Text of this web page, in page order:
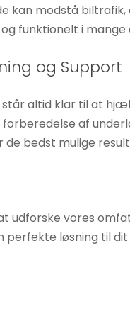
kan modstå
funktionelt i mange
og Support
altid klar til at
forberedelse af
de bedst mulige
udforske vores
perfekte løsning til